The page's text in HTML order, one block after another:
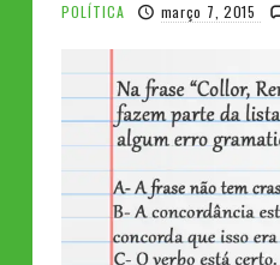
POLÍTICA março 7, 2015